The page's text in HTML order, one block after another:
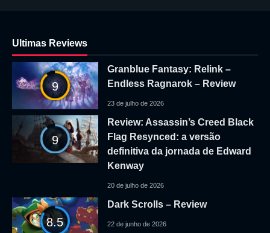
Ultimas Reviews
9
Granblue Fantasy: Relink –
Endless Ragnarok – Review
23 de julho de 2026
9
Review: Assassin’s Creed Black
Flag Resynced: a versão
definitiva da jornada de Edward
Kenway
20 de julho de 2026
8.5
Dark Scrolls – Review
22 de junho de 2026